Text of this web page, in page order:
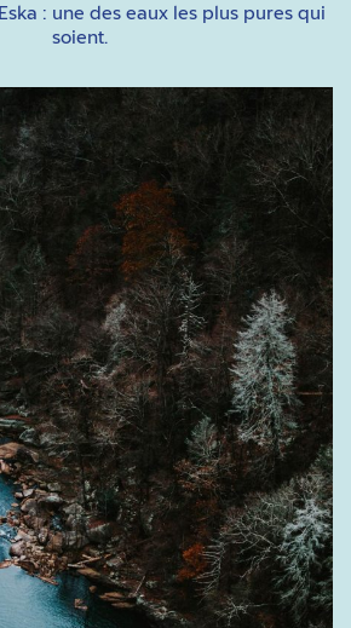
: une des eaux les plus pures qui
soient.